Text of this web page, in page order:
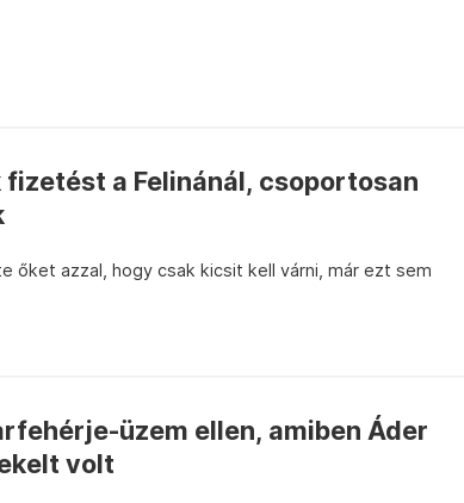
a Felinánál, csoportosan
őket azzal, hogy csak kicsit kell várni, már ezt sem
üzem ellen, amiben Áder
volt